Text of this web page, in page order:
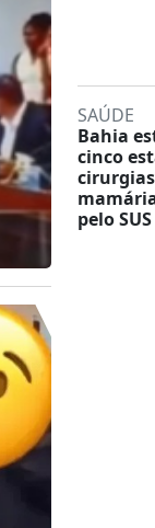
SAÚDE
Bahia
cinco
pelo SUS